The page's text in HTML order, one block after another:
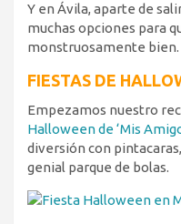
Y en Ávila, aparte de
muchas opciones para
monstruosamente bien.
FIESTAS DE
Empezamos nuestro
Halloween de ‘Mis
diversión con
genial parque de bolas.